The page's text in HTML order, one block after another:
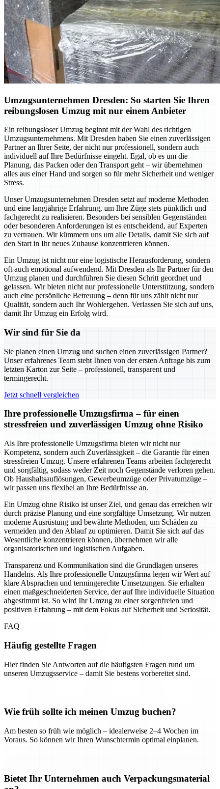
Umzugsunternehmen Dresden: So starten Sie Ihren
reibungslosen Umzug mit nur einem Anbieter
Ein reibungsloser Umzug beginnt mit der Wahl des richtigen
Umzugsunternehmens. Mit Dresden haben Sie einen zuverlässigen
Partner an Ihrer Seite, der nicht nur professionell, sondern auch
individuell auf Ihre Bedürfnisse eingeht. Egal, ob es um die
Planung, das Packen oder den Transport geht – wir übernehmen
alles aus einer Hand und sorgen so für mehr Sicherheit und weniger
Stress.
Unser Umzugsunternehmen Dresden setzt auf moderne Methoden
und eine langjährige Erfahrung, um Ihre Züge stets pünktlich und
fachgerecht zu realisieren. Besonders bei sensiblen Gegenständen
oder besonderen Anforderungen ist es entscheidend, auf Experten
zu vertrauen. Wir kümmern uns um alle Details, damit Sie sich auf
den Start in Ihr neues Zuhause konzentrieren können.
Ein Umzug ist nicht nur eine logistische Herausforderung, sondern
oft auch emotional aufwendend. Mit Dresden als Ihr Partner für den
Umzug planen und durchführen Sie diesen Schritt geordnet und
gelassen. Wir bieten nicht nur professionelle Unterstützung, sondern
auch eine persönliche Betreuung – denn für uns zählt nicht nur
Qualität, sondern auch Ihr Wohlergehen. Verlassen Sie sich auf uns,
damit Ihr Umzug ein Erfolg wird.
Wir sind für Sie da
Sie planen einen Umzug und suchen einen zuverlässigen Partner?
Unser erfahrenes Team steht Ihnen von der ersten Anfrage bis zum
letzten Karton zur Seite – professionell, transparent und
termingerecht.
Jetzt schnell vergleichen
Ihre professionelle Umzugsfirma – für einen
stressfreien und zuverlässigen Umzug ohne Risiko
Als Ihre professionelle Umzugsfirma bieten wir nicht nur
Kompetenz, sondern auch Zuverlässigkeit – die Garantie für einen
stressfreien Umzug. Unsere erfahrenen Teams arbeiten fachgerecht
und sorgfältig, sodass weder Zeit noch Gegenstände verloren gehen.
Ob Haushaltsauflösungen, Gewerbeumzüge oder Privatumzüge –
wir passen uns flexibel an Ihre Bedürfnisse an.
Ein Umzug ohne Risiko ist unser Ziel, und genau das erreichen wir
durch präzise Planung und eine sorgfältige Umsetzung. Wir nutzen
moderne Ausrüstung und bewährte Methoden, um Schäden zu
vermeiden und den Ablauf zu optimieren. Damit Sie sich auf das
Wesentliche konzentrieren können, übernehmen wir alle
organisatorischen und logistischen Aufgaben.
Transparenz und Kommunikation sind die Grundlagen unseres
Handelns. Als Ihre professionelle Umzugsfirma legen wir Wert auf
klare Absprachen und termingerechte Umsetzungen. Sie erhalten
einen maßgeschneiderten Service, der auf Ihre individuelle Situation
abgestimmt ist. So wird Ihr Umzug zu einer sorgenfreien und
positiven Erfahrung – mit dem Fokus auf Sicherheit und Seriosität.
FAQ
Häufig gestellte Fragen
Hier finden Sie Antworten auf die häufigsten Fragen rund um
unseren Umzugsservice – damit Sie bestens vorbereitet sind.
Wie früh sollte ich meinen Umzug buchen?
Am besten so früh wie möglich – idealerweise 2–4 Wochen im
Voraus. So können wir Ihren Wunschtermin optimal einplanen.
Bietet Ihr Unternehmen auch Verpackungsmaterial